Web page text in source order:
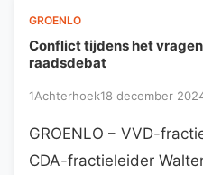
GROENLO
Conflict tijdens het
raadsdebat
1Achterhoek18 december
GROENLO – VVD-
CDA-fractieleider